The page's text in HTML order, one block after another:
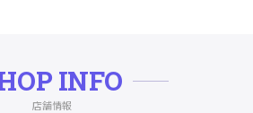
INFO
店舗情報